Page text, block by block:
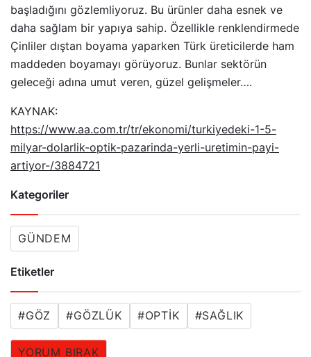
başladığını gözlemliyoruz. Bu ürünler daha esnek ve
daha sağlam bir yapıya sahip. Özellikle renklendirmede
Çinliler dıştan boyama yaparken Türk üreticilerde ham
maddeden boyamayı görüyoruz. Bunlar sektörün
geleceği adına umut veren, güzel gelişmeler….
KAYNAK:
https://www.aa.com.tr/tr/ekonomi/turkiyedeki-1-5-
milyar-dolarlik-optik-pazarinda-yerli-uretimin-payi-
artiyor-/3884721
Kategoriler
GÜNDEM
Etiketler
#GÖZ #GÖZLÜK #OPTIK #SAĞLIK
YORUM BIRAK